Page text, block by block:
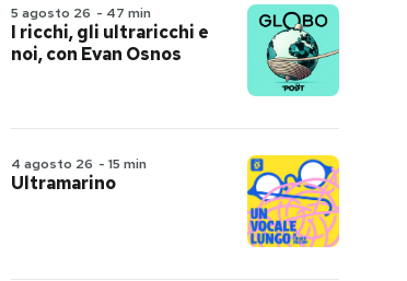
5 agosto 26 - 47 min
I ricchi, gli ultraricchi e
noi, con Evan Osnos
4 agosto 26 - 15 min
Ultramarino